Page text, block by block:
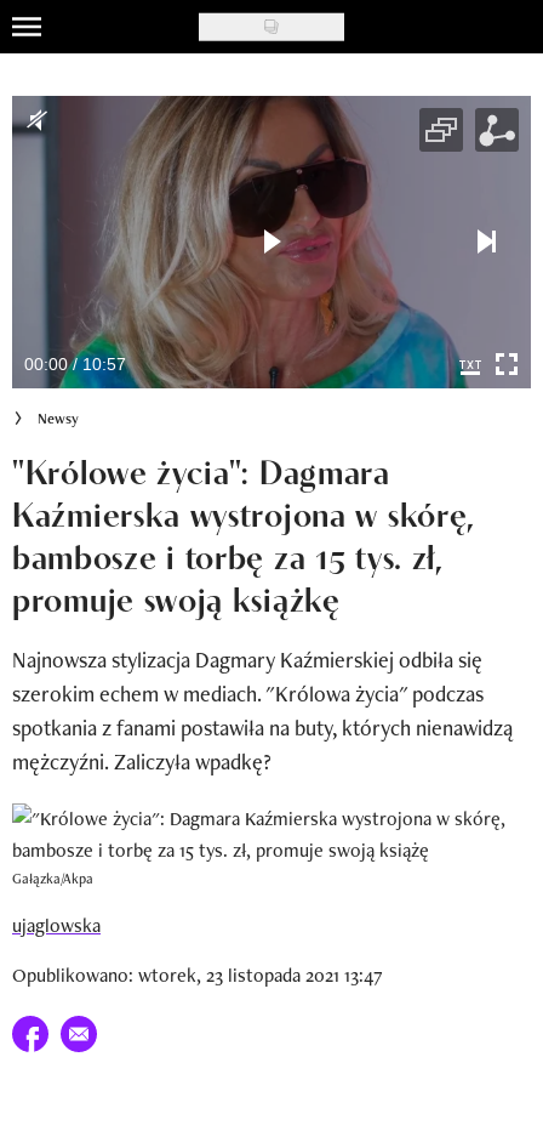
Skip
to
main
content
Moda
Nasze akcje
Inspiracje
Newsy
Newsletter
Wizaz Summer Influ School
Mój profil / Zarejestruj się
00:00 / 10:57
Newsy
"Królowe życia": Dagmara
Kaźmierska wystrojona w skórę,
bambosze i torbę za 15 tys. zł,
promuje swoją książkę
Najnowsza stylizacja Dagmary Kaźmierskiej odbiła się
szerokim echem w mediach. "Królowa życia" podczas
spotkania z fanami postawiła na buty, których nienawidzą
mężczyźni. Zaliczyła wpadkę?
Gałązka/Akpa
ujaglowska
Opublikowano: wtorek, 23 listopada 2021 13:47
Udostępnij na facebook
E-mail do przyjaciela